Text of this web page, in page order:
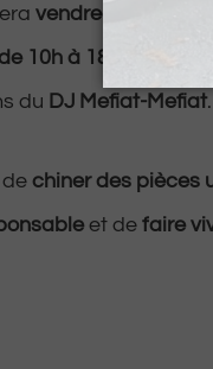
vendredi de 16h à
10h à 18h
du DJ Mefiat-Mefiat.
chiner des pièces
et de faire